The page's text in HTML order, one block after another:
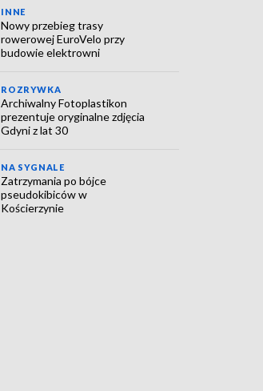
INNE
Nowy przebieg trasy
rowerowej EuroVelo przy
budowie elektrowni
ROZRYWKA
Archiwalny Fotoplastikon
prezentuje oryginalne zdjęcia
Gdyni z lat 30
NA SYGNALE
Zatrzymania po bójce
pseudokibiców w
Kościerzynie